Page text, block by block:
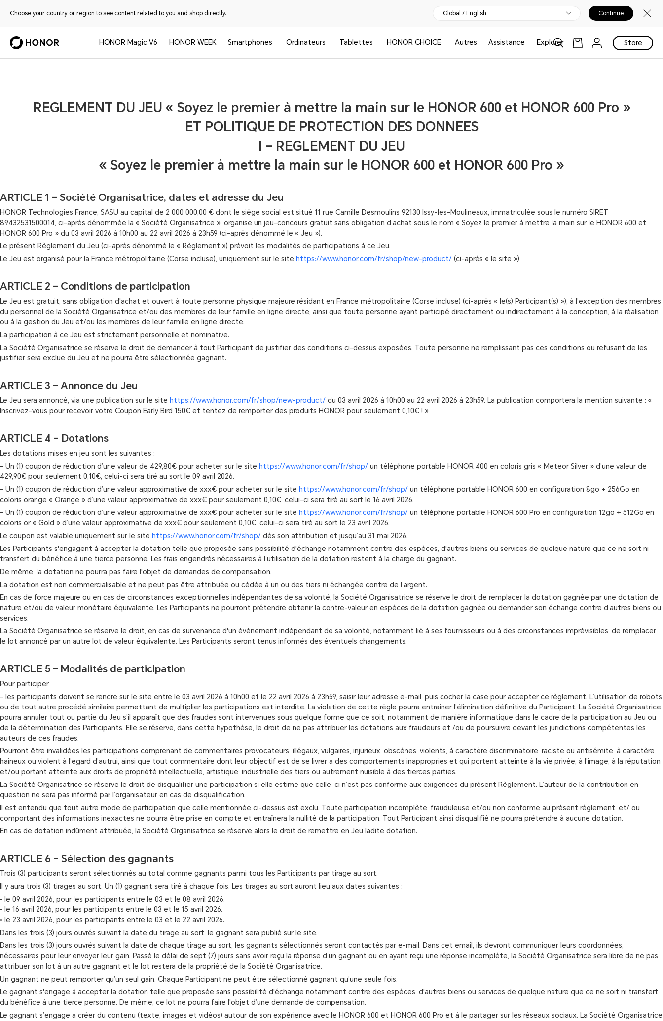
Choose your country or region to see content related to you and shop directly. Global / English Continue
HONOR Magic V6 HONOR WEEK Smartphones Ordinateurs Tablettes HONOR CHOICE Autres Assistance Explorer Store
REGLEMENT DU JEU « Soyez le premier à mettre la main sur le HONOR 600 et HONOR 600 Pro »
ET POLITIQUE DE PROTECTION DES DONNEES
I – REGLEMENT DU JEU
« Soyez le premier à mettre la main sur le HONOR 600 et HONOR 600 Pro »
ARTICLE 1 – Société Organisatrice, dates et adresse du Jeu
HONOR Technologies France, SASU au capital de 2 000 000,00 € dont le siège social est situé 11 rue Camille Desmoulins 92130 Issy-les-Moulineaux, immatriculée sous le numéro SIRET
89432531500014, ci-après dénommée la « Société Organisatrice », organise un jeu-concours gratuit sans obligation d’achat sous le nom « Soyez le premier à mettre la main sur le HONOR 600 et
HONOR 600 Pro » du 03 avril 2026 à 10h00 au 22 avril 2026 à 23h59 (ci-après dénommé le « Jeu »).
Le présent Règlement du Jeu (ci-après dénommé le « Règlement ») prévoit les modalités de participations à ce Jeu.
Le Jeu est organisé pour la France métropolitaine (Corse incluse), uniquement sur le site https://www.honor.com/fr/shop/new-product/ (ci-après « le site »)
ARTICLE 2 – Conditions de participation
Le Jeu est gratuit, sans obligation d'achat et ouvert à toute personne physique majeure résidant en France métropolitaine (Corse incluse) (ci-après « le(s) Participant(s) »), à l’exception des membres
du personnel de la Société Organisatrice et/ou des membres de leur famille en ligne directe, ainsi que toute personne ayant participé directement ou indirectement à la conception, à la réalisation
ou à la gestion du Jeu et/ou les membres de leur famille en ligne directe.
La participation à ce Jeu est strictement personnelle et nominative.
La Société Organisatrice se réserve le droit de demander à tout Participant de justifier des conditions ci-dessus exposées. Toute personne ne remplissant pas ces conditions ou refusant de les
justifier sera exclue du Jeu et ne pourra être sélectionnée gagnant.
ARTICLE 3 – Annonce du Jeu
Le Jeu sera annoncé, via une publication sur le site https://www.honor.com/fr/shop/new-product/ du 03 avril 2026 à 10h00 au 22 avril 2026 à 23h59. La publication comportera la mention suivante : «
Inscrivez-vous pour recevoir votre Coupon Early Bird 150€ et tentez de remporter des produits HONOR pour seulement 0,10€ ! »
ARTICLE 4 – Dotations
Les dotations mises en jeu sont les suivantes :
- Un (1) coupon de réduction d’une valeur de 429,80€ pour acheter sur le site https://www.honor.com/fr/shop/ un téléphone portable HONOR 400 en coloris gris « Meteor Silver » d’une valeur de
429,90€ pour seulement 0,10€, celui-ci sera tiré au sort le 09 avril 2026.
- Un (1) coupon de réduction d’une valeur approximative de xxx€ pour acheter sur le site https://www.honor.com/fr/shop/ un téléphone portable HONOR 600 en configuration 8go + 256Go en
coloris orange « Orange » d’une valeur approximative de xxx€ pour seulement 0,10€, celui-ci sera tiré au sort le 16 avril 2026.
- Un (1) coupon de réduction d’une valeur approximative de xxx€ pour acheter sur le site https://www.honor.com/fr/shop/ un téléphone portable HONOR 600 Pro en configuration 12go + 512Go en
coloris or « Gold » d’une valeur approximative de xxx€ pour seulement 0,10€, celui-ci sera tiré au sort le 23 avril 2026.
Le coupon est valable uniquement sur le site https://www.honor.com/fr/shop/ dès son attribution et jusqu’au 31 mai 2026.
Les Participants s'engagent à accepter la dotation telle que proposée sans possibilité d'échange notamment contre des espèces, d'autres biens ou services de quelque nature que ce ne soit ni
transfert du bénéfice à une tierce personne. Les frais engendrés nécessaires à l’utilisation de la dotation restent à la charge du gagnant.
De même, la dotation ne pourra pas faire l'objet de demandes de compensation.
La dotation est non commercialisable et ne peut pas être attribuée ou cédée à un ou des tiers ni échangée contre de l’argent.
En cas de force majeure ou en cas de circonstances exceptionnelles indépendantes de sa volonté, la Société Organisatrice se réserve le droit de remplacer la dotation gagnée par une dotation de
nature et/ou de valeur monétaire équivalente. Les Participants ne pourront prétendre obtenir la contre-valeur en espèces de la dotation gagnée ou demander son échange contre d’autres biens ou
services.
La Société Organisatrice se réserve le droit, en cas de survenance d'un événement indépendant de sa volonté, notamment lié à ses fournisseurs ou à des circonstances imprévisibles, de remplacer
le lot annoncé par un autre lot de valeur équivalente. Les Participants seront tenus informés des éventuels changements.
ARTICLE 5 – Modalités de participation
Pour participer,
- les participants doivent se rendre sur le site entre le 03 avril 2026 à 10h00 et le 22 avril 2026 à 23h59, saisir leur adresse e-mail, puis cocher la case pour accepter ce règlement. L’utilisation de robots
ou de tout autre procédé similaire permettant de multiplier les participations est interdite. La violation de cette règle pourra entrainer l’élimination définitive du Participant. La Société Organisatrice
pourra annuler tout ou partie du Jeu s’il apparaît que des fraudes sont intervenues sous quelque forme que ce soit, notamment de manière informatique dans le cadre de la participation au Jeu ou
de la détermination des Participants. Elle se réserve, dans cette hypothèse, le droit de ne pas attribuer les dotations aux fraudeurs et /ou de poursuivre devant les juridictions compétentes les
auteurs de ces fraudes.
Pourront être invalidées les participations comprenant de commentaires provocateurs, illégaux, vulgaires, injurieux, obscènes, violents, à caractère discriminatoire, raciste ou antisémite, à caractère
haineux ou violent à l’égard d’autrui, ainsi que tout commentaire dont leur objectif est de se livrer à des comportements inappropriés et qui portent atteinte à la vie privée, à l’image, à la réputation
et/ou portant atteinte aux droits de propriété intellectuelle, artistique, industrielle des tiers ou autrement nuisible à des tierces parties.
La Société Organisatrice se réserve le droit de disqualifier une participation si elle estime que celle-ci n’est pas conforme aux exigences du présent Règlement. L’auteur de la contribution en
question ne sera pas informé par l’organisateur en cas de disqualification.
Il est entendu que tout autre mode de participation que celle mentionnée ci-dessus est exclu. Toute participation incomplète, frauduleuse et/ou non conforme au présent règlement, et/ ou
comportant des informations inexactes ne pourra être prise en compte et entraînera la nullité de la participation. Tout Participant ainsi disqualifié ne pourra prétendre à aucune dotation.
En cas de dotation indûment attribuée, la Société Organisatrice se réserve alors le droit de remettre en Jeu ladite dotation.
ARTICLE 6 – Sélection des gagnants
Trois (3) participants seront sélectionnés au total comme gagnants parmi tous les Participants par tirage au sort.
Il y aura trois (3) tirages au sort. Un (1) gagnant sera tiré à chaque fois. Les tirages au sort auront lieu aux dates suivantes :
• le 09 avril 2026, pour les participants entre le 03 et le 08 avril 2026.
• le 16 avril 2026, pour les participants entre le 03 et le 15 avril 2026.
• le 23 avril 2026, pour les participants entre le 03 et le 22 avril 2026.
Dans les trois (3) jours ouvrés suivant la date du tirage au sort, le gagnant sera publié sur le site.
Dans les trois (3) jours ouvrés suivant la date de chaque tirage au sort, les gagnants sélectionnés seront contactés par e-mail. Dans cet email, ils devront communiquer leurs coordonnées,
nécessaires pour leur envoyer leur gain. Passé le délai de sept (7) jours sans avoir reçu la réponse d’un gagnant ou en ayant reçu une réponse incomplète, la Société Organisatrice sera libre de ne pas
attribuer son lot à un autre gagnant et le lot restera de la propriété de la Société Organisatrice.
Un gagnant ne peut remporter qu’un seul gain. Chaque Participant ne peut être sélectionné gagnant qu’une seule fois.
Le gagnant s'engage à accepter la dotation telle que proposée sans possibilité d'échange notamment contre des espèces, d'autres biens ou services de quelque nature que ce ne soit ni transfert
du bénéfice à une tierce personne. De même, ce lot ne pourra faire l'objet d’une demande de compensation.
Le gagnant s’engage à créer du contenu (texte, images et vidéos) autour de son expérience avec le HONOR 600 et HONOR 600 Pro et à le partager sur les réseaux sociaux. La Société Organisatrice